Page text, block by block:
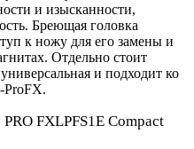
и изысканности,
Бреющая головка
к ножу для его замены и
Отдельно стоит
и подходит ко
ProFX.
FXLPFS1E Compact